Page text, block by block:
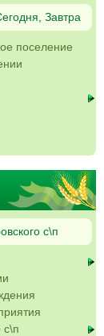
Завтра
поселение
с\п
с\п